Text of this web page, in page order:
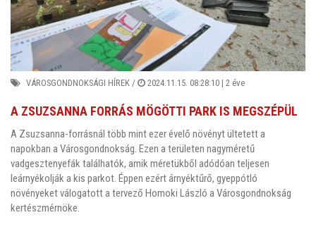
VÁROSGONDNOKSÁGI HÍREK / 2024.11.15. 08:28:10 | 2 éve
A ZSUZSANNA FORRÁS MÖGÖTTI PARK IS MEGSZÉPÜL
A Zsuzsanna-forrásnál több mint ezer évelő növényt ültetett a
napokban a Városgondnokság. Ezen a területen nagyméretű
vadgesztenyefák találhatók, amik méretükből adódóan teljesen
leárnyékolják a kis parkot. Éppen ezért árnyéktűrő, gyeppótló
növényeket válogatott a tervező Homoki László a Városgondnokság
kertészmérnöke.